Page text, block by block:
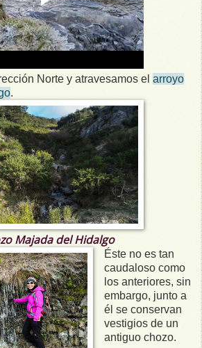
Norte y atravesamos el arroyo
.
Majada del Hidalgo
Éste no es tan
caudaloso como
los anteriores, sin
embargo, junto a
él se conservan
vestigios de un
antiguo chozo.